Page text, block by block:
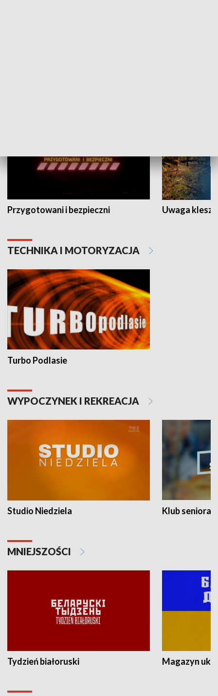
Przygotowani i bezpieczni Uwaga
TECHNIKA I MOTORYZACJA
Turbo Podlasie
WYPOCZYNEK I REKREACJA
Studio Niedziela Klub seniora
MNIEJSZOŚCI
Tydzień białoruski Magazyn